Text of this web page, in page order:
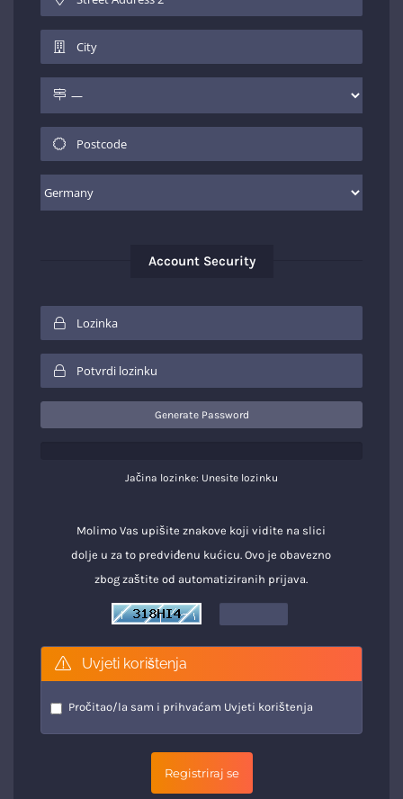
Account Security
Generate Password
Jačina lozinke: Unesite lozinku
Molimo Vas upišite znakove koji vidite na slici
dolje u za to predviđenu kućicu. Ovo je obavezno
zbog zaštite od automatiziranih prijava.
Uvjeti korištenja
Pročitao/la sam i prihvaćam Uvjeti korištenja